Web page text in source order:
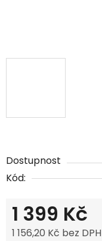
Dostupnost
Kód:
1 399 Kč
1 156,20 Kč bez DPH